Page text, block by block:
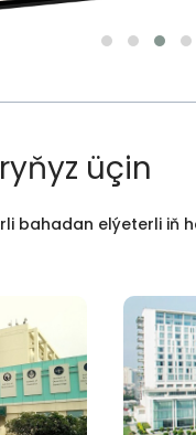
üçin
bahadan elýeterli iň